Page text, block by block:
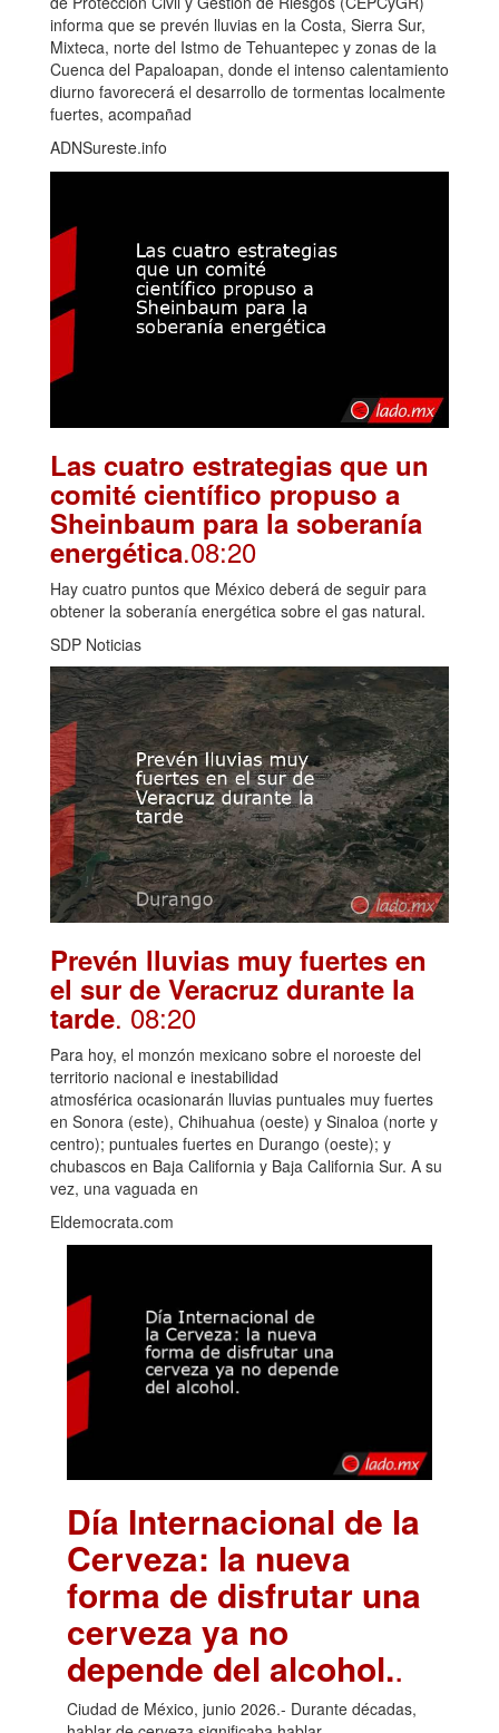
informa que se prevén lluvias en la Costa, Sierra Sur,
Mixteca, norte del Istmo de Tehuantepec y zonas de la
Cuenca del Papaloapan, donde el intenso calentamiento
diurno favorecerá el desarrollo de tormentas localmente
fuertes, acompañad
ADNSureste.info
Las cuatro estrategias que un
comité científico propuso a
Sheinbaum para la soberanía
energética.08:20
Hay cuatro puntos que México deberá de seguir para
obtener la soberanía energética sobre el gas natural.
SDP Noticias
Prevén lluvias muy fuertes en
el sur de Veracruz durante la
tarde. 08:20
Para hoy, el monzón mexicano sobre el noroeste del
territorio nacional e inestabilidad
atmosférica ocasionarán lluvias puntuales muy fuertes
en Sonora (este), Chihuahua (oeste) y Sinaloa (norte y
centro); puntuales fuertes en Durango (oeste); y
chubascos en Baja California y Baja California Sur. A su
vez, una vaguada en
Eldemocrata.com
Día Internacional de la
Cerveza: la nueva
forma de disfrutar una
cerveza ya no
depende del alcohol..
Ciudad de México, junio 2026.- Durante décadas,